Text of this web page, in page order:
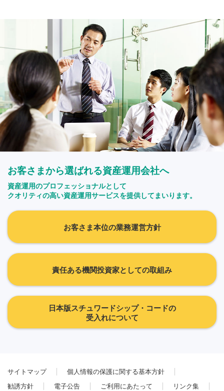
お客さまから選ばれる資産運用会社へ
資産運用のプロフェッショナルとして
クオリティの高い資産運用サービスを提供してまいります。
お客さま本位の業務運営方針
責任ある機関投資家としての取組み
日本版スチュワードシップ・コードの
受入れについて
サイトマップ
個人情報の保護に関する基本方針
勧誘方針
電子公告 ご利用にあたって リンク集